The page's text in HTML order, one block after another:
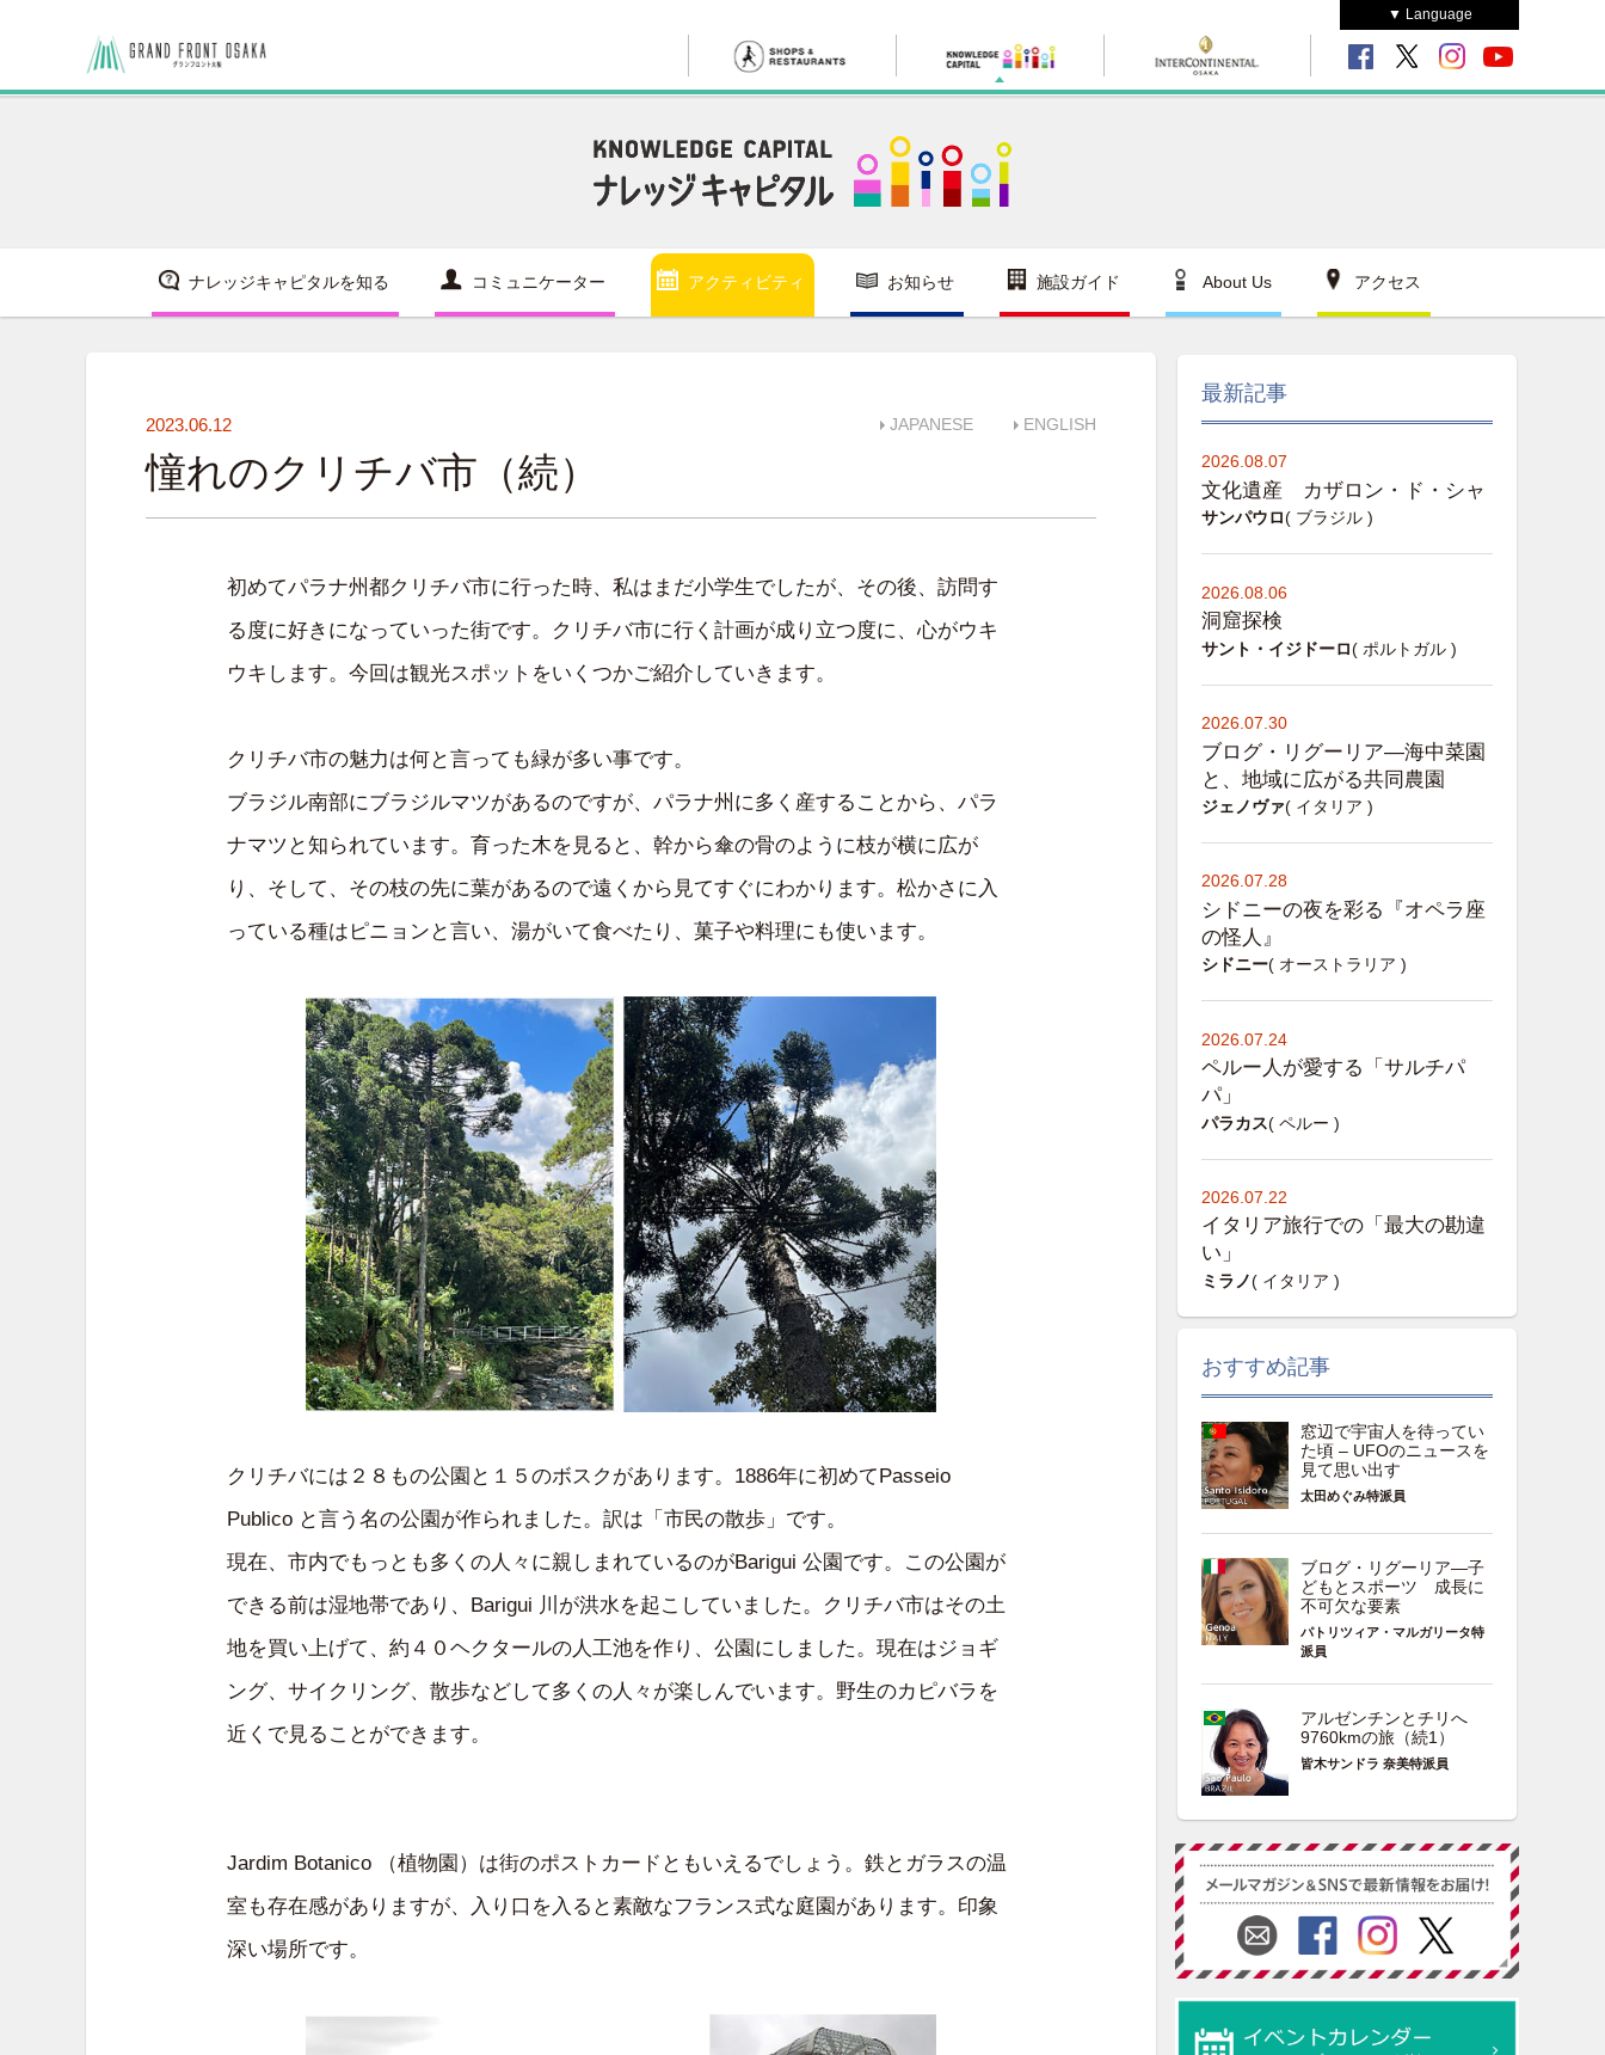
▼ Language
ナレッジキャピタルを知る コミュニケーター アクティビティ お知らせ 施設ガイド About Us アクセス
JAPANESE ENGLISH
2023.06.12
憧れのクリチバ市（続）
初めてパラナ州都クリチバ市に行った時、私はまだ小学生でしたが、その後、訪問す
る度に好きになっていった街です。クリチバ市に行く計画が成り立つ度に、心がウキ
ウキします。今回は観光スポットをいくつかご紹介していきます。
クリチバ市の魅力は何と言っても緑が多い事です。
ブラジル南部にブラジルマツがあるのですが、パラナ州に多く産することから、パラ
ナマツと知られています。育った木を見ると、幹から傘の骨のように枝が横に広が
り、そして、その枝の先に葉があるので遠くから見てすぐにわかります。松かさに入
っている種はピニョンと言い、湯がいて食べたり、菓子や料理にも使います。
クリチバには２８もの公園と１５のボスクがあります。1886年に初めてPasseio
Publico と言う名の公園が作られました。訳は「市民の散歩」です。
現在、市内でもっとも多くの人々に親しまれているのがBarigui 公園です。この公園が
できる前は湿地帯であり、Barigui 川が洪水を起こしていました。クリチバ市はその土
地を買い上げて、約４０ヘクタールの人工池を作り、公園にしました。現在はジョギ
ング、サイクリング、散歩などして多くの人々が楽しんでいます。野生のカピバラを
近くで見ることができます。
Jardim Botanico （植物園）は街のポストカードともいえるでしょう。鉄とガラスの温
室も存在感がありますが、入り口を入ると素敵なフランス式な庭園があります。印象
深い場所です。
最新記事
2026.08.07
文化遺産 カザロン・ド・シャ
サンパウロ( ブラジル )
2026.08.06
洞窟探検
サント・イジドーロ( ポルトガル )
2026.07.30
ブログ・リグーリア―海中菜園
と、地域に広がる共同農園
ジェノヴァ( イタリア )
2026.07.28
シドニーの夜を彩る『オペラ座
の怪人』
シドニー( オーストラリア )
2026.07.24
ペルー人が愛する「サルチパ
パ」
パラカス( ペルー )
2026.07.22
イタリア旅行での「最大の勘違
い」
ミラノ( イタリア )
おすすめ記事
窓辺で宇宙人を待ってい
た頃 – UFOのニュースを
見て思い出す
太田めぐみ特派員
ブログ・リグーリア―子
どもとスポーツ 成長に
不可欠な要素
パトリツィア・マルガリータ特
派員
アルゼンチンとチリへ
9760kmの旅（続1）
皆木サンドラ 奈美特派員